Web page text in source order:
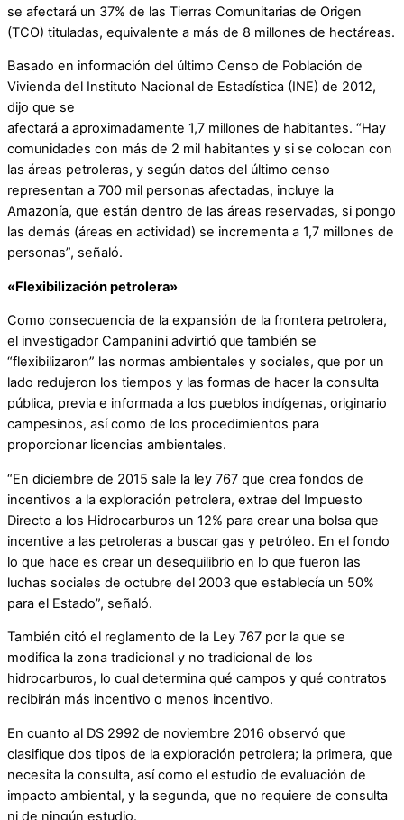
se afectará un 37% de las Tierras Comunitarias de Origen
(TCO) tituladas, equivalente a más de 8 millones de hectáreas.
Basado en información del último Censo de Población de
Vivienda del Instituto Nacional de Estadística (INE) de 2012,
dijo que se
afectará a aproximadamente 1,7 millones de habitantes. “Hay
comunidades con más de 2 mil habitantes y si se colocan con
las áreas petroleras, y según datos del último censo
representan a 700 mil personas afectadas, incluye la
Amazonía, que están dentro de las áreas reservadas, si pongo
las demás (áreas en actividad) se incrementa a 1,7 millones de
personas”, señaló.
«Flexibilización petrolera»
Como consecuencia de la expansión de la frontera petrolera,
el investigador Campanini advirtió que también se
“flexibilizaron” las normas ambientales y sociales, que por un
lado redujeron los tiempos y las formas de hacer la consulta
pública, previa e informada a los pueblos indígenas, originario
campesinos, así como de los procedimientos para
proporcionar licencias ambientales.
“En diciembre de 2015 sale la ley 767 que crea fondos de
incentivos a la exploración petrolera, extrae del Impuesto
Directo a los Hidrocarburos un 12% para crear una bolsa que
incentive a las petroleras a buscar gas y petróleo. En el fondo
lo que hace es crear un desequilibrio en lo que fueron las
luchas sociales de octubre del 2003 que establecía un 50%
para el Estado”, señaló.
También citó el reglamento de la Ley 767 por la que se
modifica la zona tradicional y no tradicional de los
hidrocarburos, lo cual determina qué campos y qué contratos
recibirán más incentivo o menos incentivo.
En cuanto al DS 2992 de noviembre 2016 observó que
clasifique dos tipos de la exploración petrolera; la primera, que
necesita la consulta, así como el estudio de evaluación de
impacto ambiental, y la segunda, que no requiere de consulta
ni de ningún estudio.